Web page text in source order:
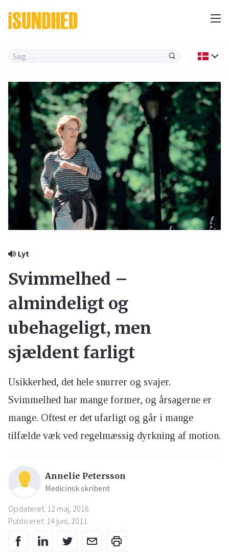
Lyt
Svimmelhed –
almindeligt og
ubehageligt, men
sjældent farligt
Usikkerhed, det hele snurrer og svajer.
Svimmelhed har mange former, og årsagerne er
mange. Oftest er det ufarligt og går i mange
tilfælde væk ved regelmæssig dyrkning af motion.
Annelie Petersson
Medicinsk skribent
Opdateret: 12 maj, 2016
Publiceret: 14 juni, 2011